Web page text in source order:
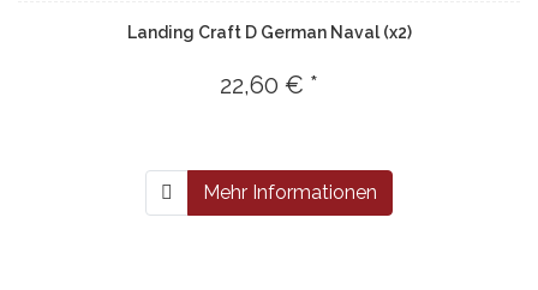
Landing Craft D German Naval (x2)
22,60 € *
Mehr Informationen